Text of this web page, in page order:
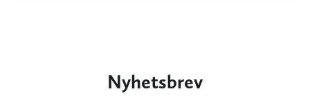
Nyhetsbrev